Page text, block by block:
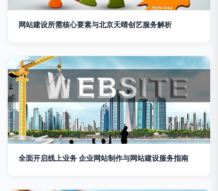
网站建设所需核心要素与北京天晴创艺服务解析
全面开启线上业务 企业网站制作与网站建设服务指南